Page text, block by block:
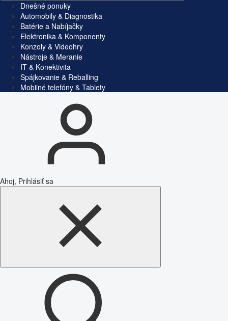
Dnešné ponuky
Automobily & Diagnostika
Batérie a Nabíjačky
Elektronika & Komponenty
Konzoly & Videohry
Nástroje & Meranie
IT & Konektivita
Spájkovanie & Reballing
Mobilné telefóny & Tablety
Ahoj, Prihlásiť sa